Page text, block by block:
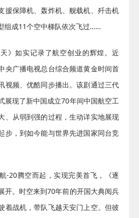
援保障机、轰炸机、舰载机、歼击机
组成11个空中梯队依次飞过……
》如实记录了航空创业的辉煌。近
央广播电视总台综合频道黄金时间首
视频、优酷同步播出。该剧通过三代
展现了新中国成立70年间中国航空工
、从弱到强的过程，生动详实地展现
步，到如今能与世界先进国家同台竞
-20腾空而起，实现完美首飞，《逐
开。时空来到70年前的开国大典阅兵
着战机，带队飞越天安门上空。但彼